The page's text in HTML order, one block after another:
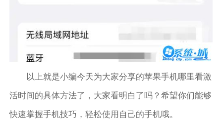
以上就是小编今天为大家分享的苹果手机哪里看激
活时间的具体方法了，大家看明白了吗？希望你们能够
快速掌握手机技巧，轻松使用自己的手机哦。